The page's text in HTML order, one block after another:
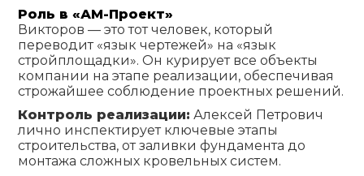
Роль в «АМ-Проект»
Викторов — это тот человек, который
переводит «язык чертежей» на «язык
стройплощадки». Он курирует все объекты
компании на этапе реализации, обеспечивая
строжайшее соблюдение проектных решений.
Контроль реализации: Алексей Петрович
лично инспектирует ключевые этапы
строительства, от заливки фундамента до
монтажа сложных кровельных систем.